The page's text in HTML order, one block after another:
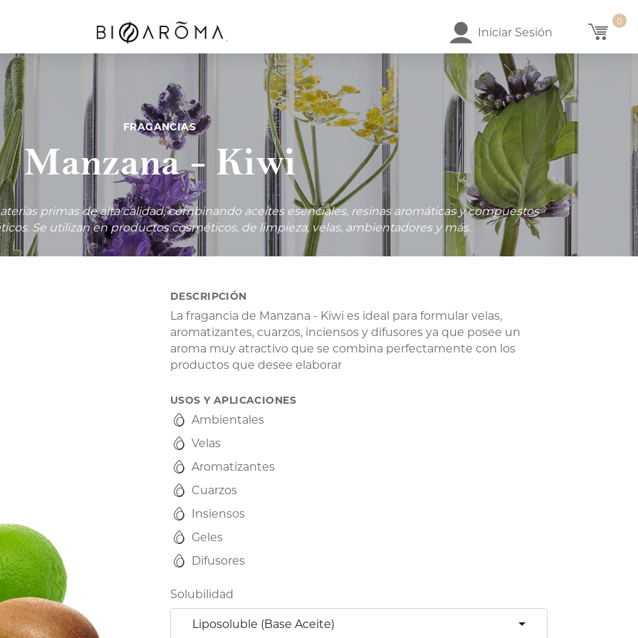
Iniciar Sesión
0
WHITE TEA &
LIME
$284.20
GREEN TEA &
EUCALYPTUS
Desde $241.57
MUSGO
Desde $92.80
CITROHERBAL
Desde
APPLE ROSES
Desde $92.80
Desde $174.00
FRAGANCIAS
Manzana - Kiwi
primas de alta calidad, combinando aceites esenciales, resinas aromáticas y compuestos
Se utilizan en productos cosméticos, de limpieza, velas, ambientadores y más.
DESCRIPCIÓN
La fragancia de Manzana - Kiwi es ideal para formular velas,
aromatizantes, cuarzos, inciensos y difusores ya que posee un
aroma muy atractivo que se combina perfectamente con los
productos que desee elaborar
USOS Y APLICACIONES
Ambientales
Velas
Aromatizantes
Cuarzos
Insiensos
Geles
Difusores
Solubilidad
Liposoluble (Base Aceite)